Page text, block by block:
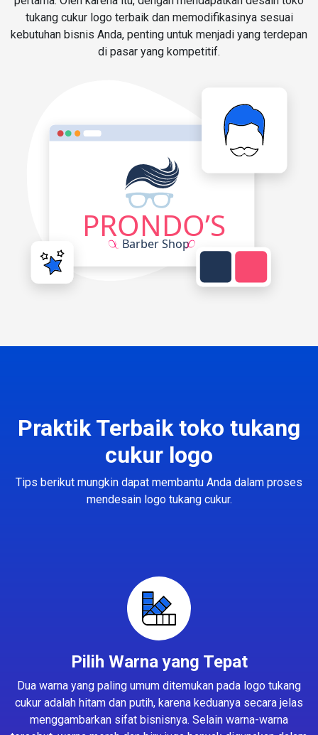
tukang cukur logo terbaik dan memodifikasinya sesuai
kebutuhan bisnis Anda, penting untuk menjadi yang terdepan
di pasar yang kompetitif.
Praktik Terbaik toko tukang
cukur logo
Tips berikut mungkin dapat membantu Anda dalam proses
mendesain logo tukang cukur.
Pilih Warna yang Tepat
Dua warna yang paling umum ditemukan pada logo tukang
cukur adalah hitam dan putih, karena keduanya secara jelas
menggambarkan sifat bisnisnya. Selain warna-warna